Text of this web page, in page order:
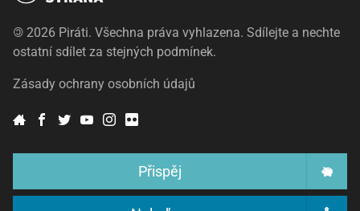
© 2026 Piráti. Všechna práva vyhlazena. Sdílejte a nechte
ostatní sdílet za stejných podmínek.
Zásady ochrany osobních údajů
Přispěj